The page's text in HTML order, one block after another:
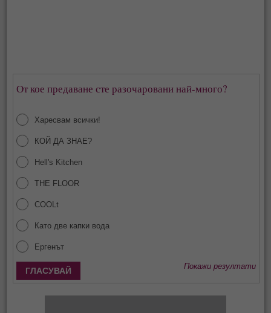
От кое предаване сте разочаровани най-много?
Харесвам всички!
КОЙ ДА ЗНАЕ?
Hell's Kitchen
THE FLOOR
COOLt
Като две капки вода
Ергенът
Покажи резултати